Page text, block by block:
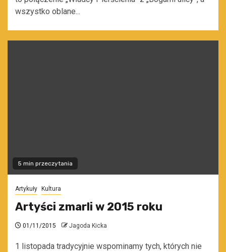
wszystko oblane...
5 min przeczytania
Artykuły Kultura
Artyści zmarli w 2015 roku
01/11/2015 Jagoda Kicka
1 listopada tradycyjnie wspominamy tych, których nie